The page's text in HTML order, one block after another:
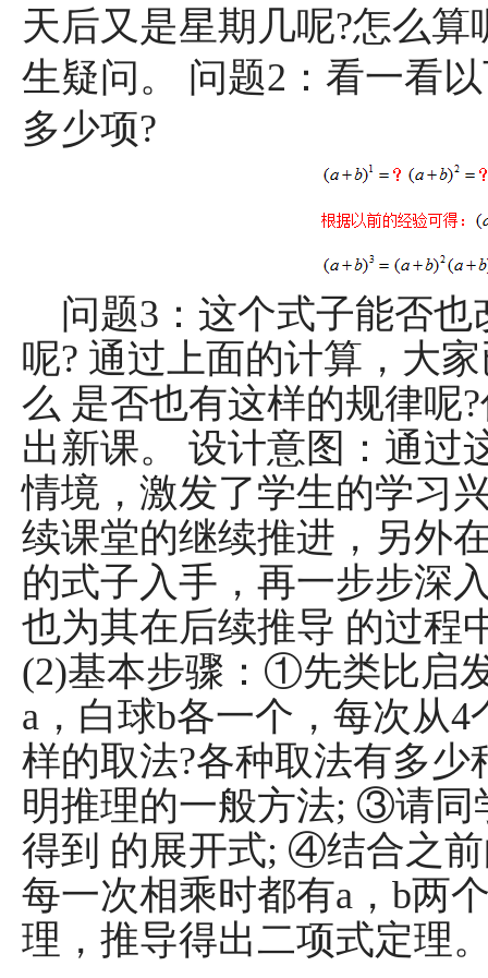
天后又是星期几呢?怎么
生疑问。 问题2：看一看
多少项?
问题3：这个式子能否也
呢? 通过上面的计算，大
么 是否也有这样的规律呢
出新课。 设计意图：通过
情境，激发了学生的学习
续课堂的继续推进，另外
的式子入手，再一步步深
也为其在后续推导 的过程
(2)基本步骤：①先类比启
a，白球b各一个，每次从
样的取法?各种取法有多
明推理的一般方法; ③请同
得到 的展开式; ④结合之
每一次相乘时都有a，b两
理，推导得出二项式定理